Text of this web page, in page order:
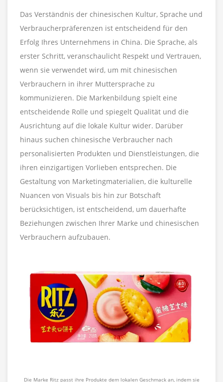
Das Verständnis der chinesischen Kultur, Sprache und
Verbraucherpräferenzen ist entscheidend für den
Erfolg Ihres Unternehmens in China. Die Sprache, als
erster Schritt, veranschaulicht Respekt und Vertrauen,
wenn sie verwendet wird, um mit chinesischen
Verbrauchern in ihrer Muttersprache zu
kommunizieren. Die Markenbildung spielt eine
entscheidende Rolle und spiegelt Qualität und die
Ausrichtung auf die lokale Kultur wider. Darüber
hinaus suchen chinesische Verbraucher nach
personalisierten Produkten und Dienstleistungen, die
ihren einzigartigen Vorlieben entsprechen. Die
Gestaltung von Marketingmaterialien, die kulturelle
Nuancen von Visuals bis hin zur Botschaft
berücksichtigen, ist entscheidend, um dauerhafte
Beziehungen zwischen Ihrer Marke und chinesischen
Verbrauchern aufzubauen.
Die Marke Ritz passt ihre Produkte dem lokalen Geschmack an, indem sie